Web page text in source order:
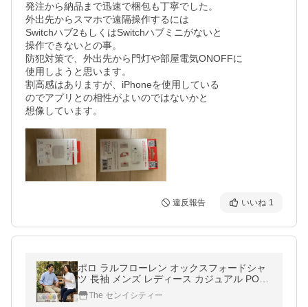
発注から納品まで迅速で梱包も丁寧でした。
外出先からスマホで遠隔操作するには
Switchハブ2もしくはSwitchハブミニがないと
操作できないとの事。
防犯対策で、外出先から門灯や部屋電気ONOFFに
使用しようと思います。
割高感はありますが、iPhoneを使用している
のでアプリとの相性がよいのではないかと
想像しています。
違反報告 いいね 1
ポロ ラルフローレン オックスフォードシャ
ツ 長袖 メンズ レディース カジュアル POL
O Ralph Lauren Boy’s ボーイズサイズ #323
677133 ＃323677177
The センイシティー